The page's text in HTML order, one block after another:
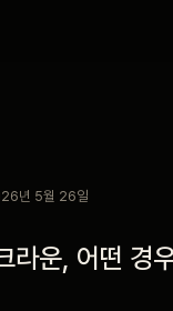
년 5월 26일
라운, 어떤 경